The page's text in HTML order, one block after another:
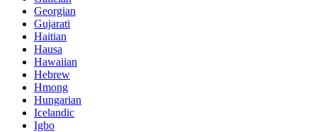
Georgian
Gujarati
Haitian
Hausa
Hawaiian
Hebrew
Hmong
Hungarian
Icelandic
Igbo